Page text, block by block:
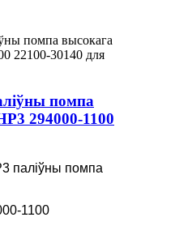
помпа
294000-1100
паліўны помпа
1100